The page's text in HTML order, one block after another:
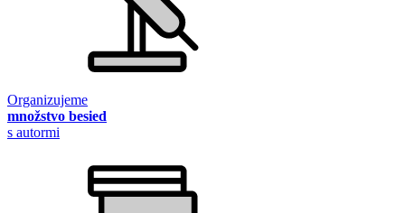
Organizujeme
množstvo besied
s autormi